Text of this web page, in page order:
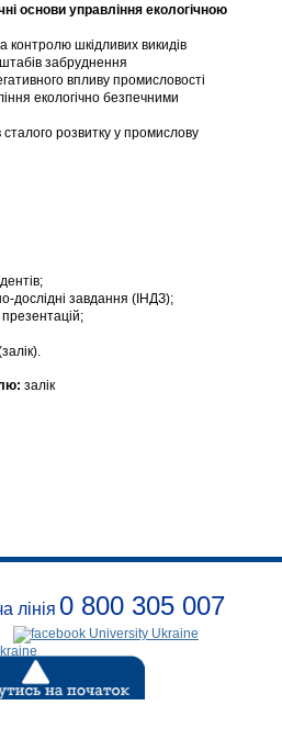
основи управління екологічною
контролю шкідливих викидів
забруднення
впливу промисловості
екологічно безпечними
сталого розвитку у промислову
дослідні завдання (ІНДЗ);
презентацій;
залік
лінія 0 800 305 007